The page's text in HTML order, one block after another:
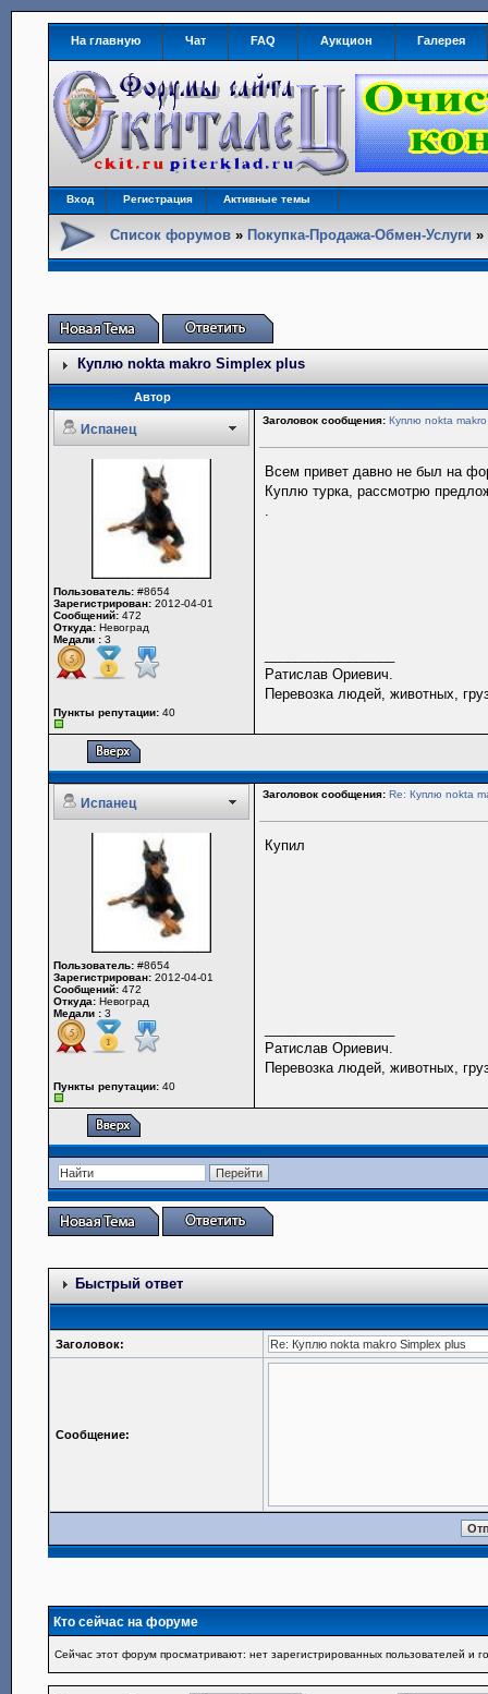
На главную Чат FAQ Аукцион Галерея
Вход Регистрация Активные темы
Список форумов » Покупка-Продажа-Обмен-Услуги »
Куплю nokta makro Simplex plus
Автор
Испанец
Заголовок сообщения: Куплю nokta
Пользователь: #8654
Зарегистрирован: 2012-04-01
Сообщений: 472
Откуда: Невоград
Медали : 3
Пункты репутации: 40
Всем привет давно не был на
Куплю турка, рассмотрю
.
Ратислав Ориевич.
Перевозка людей, животных,
Испанец
Заголовок сообщения: Re: Куплю nokta
Пользователь: #8654
Зарегистрирован: 2012-04-01
Сообщений: 472
Откуда: Невоград
Медали : 3
Пункты репутации: 40
Купил
Ратислав Ориевич.
Перевозка людей, животных,
Быстрый ответ
Заголовок:
Сообщение:
Кто сейчас на форуме
Сейчас этот форум просматривают: нет зарегистрированных пользователей и